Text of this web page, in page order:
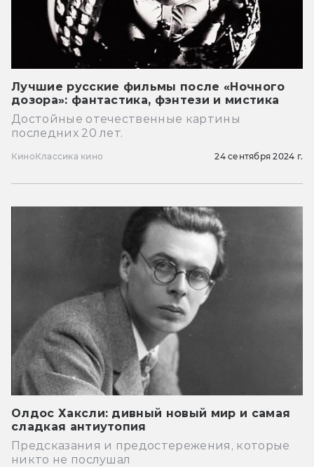
Лучшие русские фильмы после «Ночного
дозора»: фантастика, фэнтези и мистика
Достойные отечественные картины
последних 20 лет.
КиноКлассика кино 24 сентября 2024 г.
Олдос Хаксли: дивный новый мир и самая
сладкая антиутопия
Предсказания и предостережения, которые
никто не послушал